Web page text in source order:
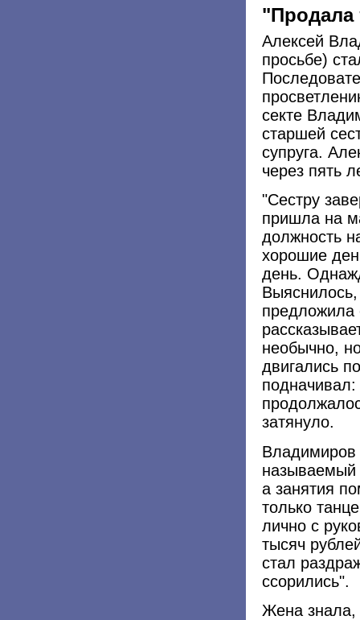
"Продала
Алексей
просьбе)
секте
старшей
супруга.
через пять
"Сестру
пришла на
должность
хорошие
день.
предложила
необычно,
двигались
подначивал:
затянуло.
Владимиров
называемый
а занятия
только
лично с
тысяч
стал
ссорились".
Жена знала,